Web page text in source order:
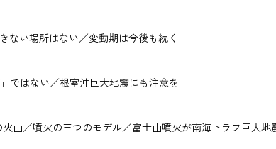
ない場所はない／変動期は今後も続く
ではない／根室沖巨大地震にも注意を
山／噴火の三つのモデル／富士山噴火が南海トラフ巨大地